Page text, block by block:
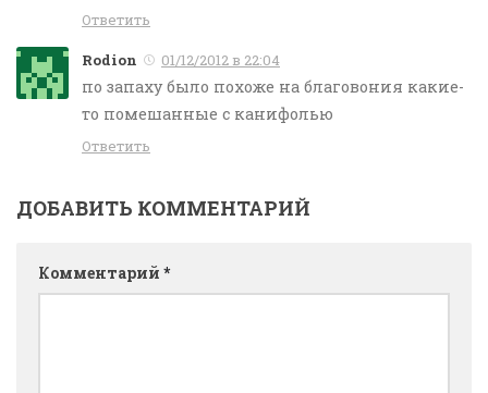
Ответить
Rodion 01/12/2012 в 22:04
по запаху было похоже на благовония какие-
то помешанные с канифолью
Ответить
ДОБАВИТЬ КОММЕНТАРИЙ
Комментарий *